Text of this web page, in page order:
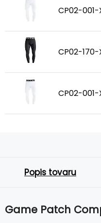
CP02-001-
CP02-170-
CP02-001-
Popis tovaru
Game Patch